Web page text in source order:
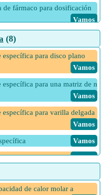
de fármaco para dosificación
Vamos
fármaco para dosificación
Vamos
para el fármaco administrado
fármacos administrados
de plasma dada Área
(8)
específica para disco plano
Vamos
específica para una matriz de n
Vamos
específica para varilla delgada
Vamos
Vamos
de superficie Vamos
dada la temperatura crítica
de calor molar a